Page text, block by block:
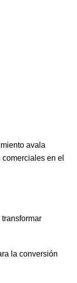
avala
en el
la conversión